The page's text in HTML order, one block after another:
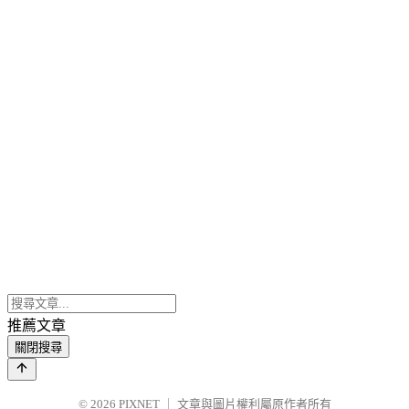
推薦文章
關閉搜尋
© 2026 PIXNET 文章與圖片權利屬原作者所有